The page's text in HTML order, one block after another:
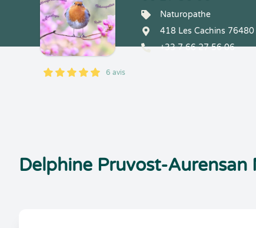
5
1
5
6 6 avis
Naturopathe
418 Les Cachins
+33 7 66 27 56 06
Delphine Pruvost-